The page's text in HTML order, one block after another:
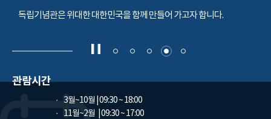
독립기념관은 위대한 대한민국을 함께 만들어 가고자 합니다.
관람시간
3월~10월 | 09:30 ~ 18:00
11월~2월
| 09:30 ~ 17:00